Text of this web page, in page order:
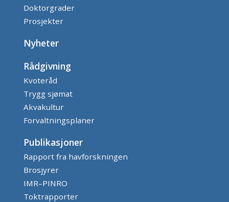
Doktorgrader
Prosjekter
Nyheter
Rådgivning
Kvoteråd
Trygg sjømat
Akvakultur
Forvaltningsplaner
Publikasjoner
Rapport fra havforskningen
Brosjyrer
IMR–PINRO
Toktrapporter